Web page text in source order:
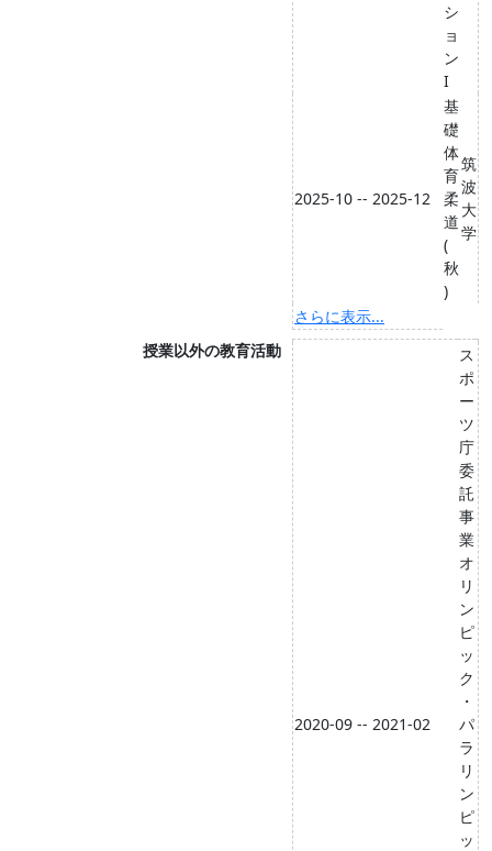
シ
ョ
ン
I
2025-10 -- 2025-12
基
礎
体
育
柔
道
(
秋
)
筑
波
大
学
さらに表示...
授業以外の教育活動
2020-09 -- 2021-02
ス
ポ
ー
ツ
庁
委
託
事
業
オ
リ
ン
ピ
ッ
ク
・
パ
ラ
リ
ン
ピ
ッ